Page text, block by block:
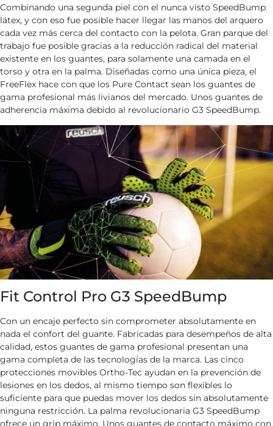
Combinando una segunda piel con el nunca visto SpeedBump
látex, y con eso fue posible hacer llegar las manos del arquero
cada vez más cerca del contacto con la pelota. Gran parque del
trabajo fue posible gracias a la reducción radical del material
existente en los guantes, para solamente una camada en el
torso y otra en la palma. Diseñadas como una única pieza, el
FreeFlex hace con que los Pure Contact sean los guantes de
gama profesional más livianos del mercado. Unos guantes de
adherencia máxima debido al revolucionario G3 SpeedBump.
Fit Control Pro G3 SpeedBump
Con un encaje perfecto sin comprometer absolutamente en
nada el confort del guante. Fabricadas para desempeños de alta
calidad, estos guantes de gama profesional presentan una
gama completa de las tecnologías de la marca. Las cinco
protecciones movibles Ortho-Tec ayudan en la prevención de
lesiones en los dedos, al mismo tiempo son flexibles lo
suficiente para que puedas mover los dedos sin absolutamente
ninguna restricción. La palma revolucionaria G3 SpeedBump
ofrece un grip máximo. Unos guantes de contacto máximo con